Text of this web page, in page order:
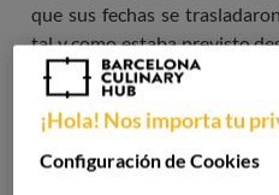
que sus fechas se
tal y como estaba previsto
se llevó a cabo tras la
epidemiológica.
¡Hola! Nos importa tu
Configuración de Cookies